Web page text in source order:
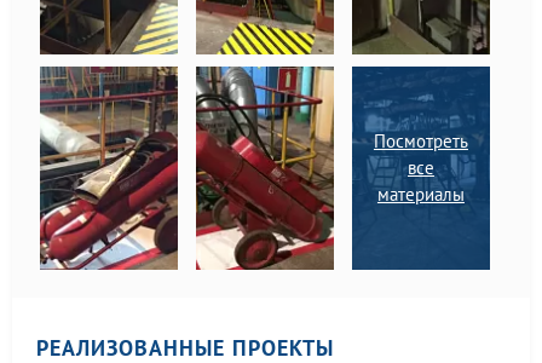
Посмотреть
все
материалы
РЕАЛИЗОВАННЫЕ ПРОЕКТЫ